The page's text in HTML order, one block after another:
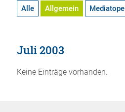
Alle Allgemein Mediatope
Juli 2003
Keine Einträge vorhanden.